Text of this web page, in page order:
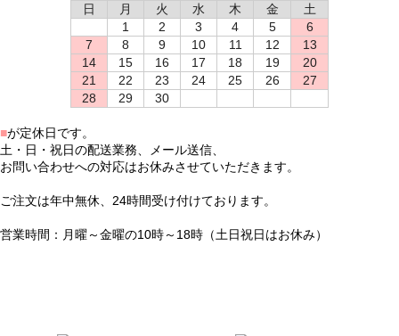
日
月 火 水 木 金
土
1
2 3 4 5
6
7
8 9 10 11 12
13
14
15 16 17 18 19
20
21
22 23 24 25 26
27
28
29 30
■が定休日です。
土・日・祝日の配送業務、メール送信、
お問い合わせへの対応はお休みさせていただきます。
ご注文は年中無休、24時間受け付けております。
営業時間：月曜～金曜の10時～18時（土日祝日はお休み）